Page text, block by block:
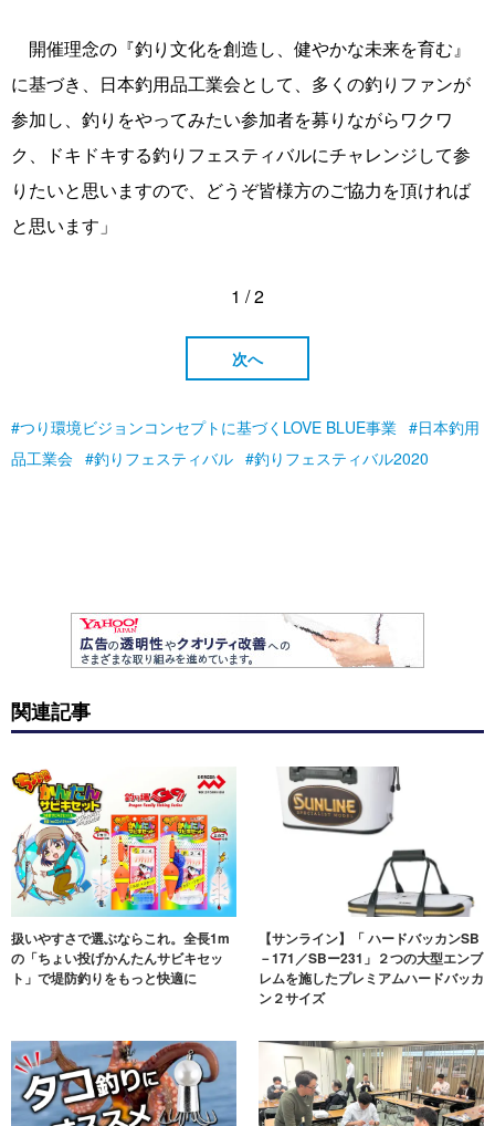
開催理念の『釣り文化を創造し、健やかな未来を育む』
に基づき、日本釣用品工業会として、多くの釣りファンが
参加し、釣りをやってみたい参加者を募りながらワクワ
ク、ドキドキする釣りフェスティバルにチャレンジして参
りたいと思いますので、どうぞ皆様方のご協力を頂ければ
と思います」
1 / 2
次へ
つり環境ビジョンコンセプトに基づくLOVE BLUE事業
日本釣用
品工業会
釣りフェスティバル 釣りフェスティバル2020
関連記事
扱いやすさで選ぶならこれ。全長1m
の「ちょい投げかんたんサビキセッ
ト」で堤防釣りをもっと快適に
【サンライン】「 ハードバッカンSB
－171／SBー231」２つの大型エンブ
レムを施したプレミアムハードバッカ
ン２サイズ